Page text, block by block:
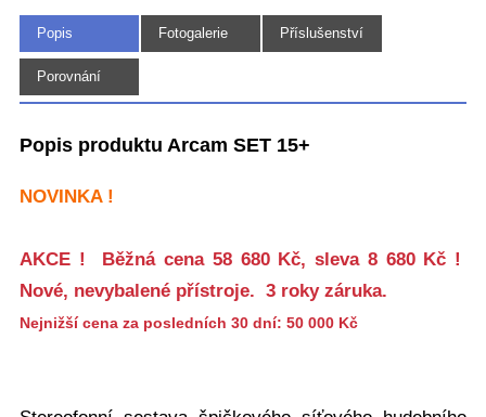
Popis Fotogalerie Příslušenství
Porovnání
Popis produktu Arcam SET 15+
NOVINKA !
AKCE ! Běžná cena 58 680 Kč, sleva 8 680 Kč !
Nové, nevybalené přístroje. 3 roky záruka.
Nejnižší cena za posledních 30 dní: 50 000 Kč